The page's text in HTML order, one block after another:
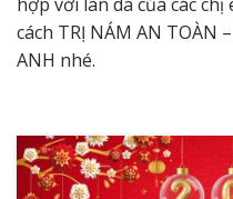
cách TRỊ NÁM AN TOÀN
ANH nhé.